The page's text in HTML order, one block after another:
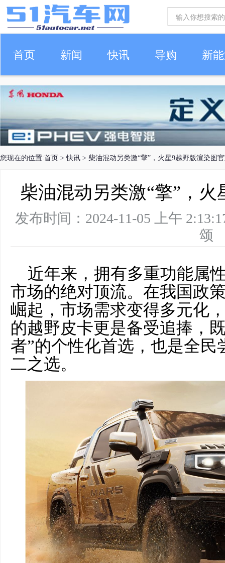
首页 新闻 快讯 导购 新
车生活
您现在的位置:首页 >快讯 > 柴油混动另类激“擎”，火星9越野版渲染图
柴油混动另类激“擎”，
发布时间：2024-11-05 上午
近年来，拥有多重功能属
市场的绝对顶流。在我国政
崛起，市场需求变得多元化
的越野皮卡更是备受追捧，
者”的个性化首选，也是全
二之选。